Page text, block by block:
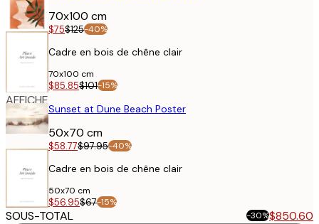
70x100 cm
$75$125-40%
Cadre en bois de chêne clair
70x100 cm
$85.85$101-15%
AFFICHE
Sunset at Dune Beach Poster
50x70 cm
$58.77$97.95-40%
Cadre en bois de chêne clair
50x70 cm
$56.95$67-15%
SOUS-TOTAL -30%$850.60
$1,209.40